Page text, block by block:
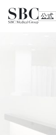
公式